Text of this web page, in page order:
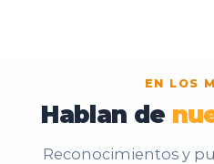
EN LOS
Hablan de
Reconocimientos y